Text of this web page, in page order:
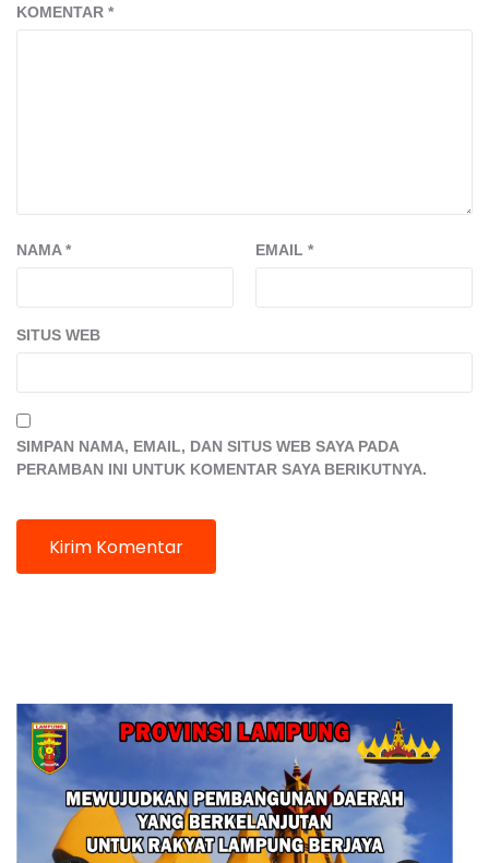
KOMENTAR *
NAMA* EMAIL *
SITUS WEB
SIMPAN NAMA, EMAIL, DAN SITUS WEB SAYA PADA
PERAMBAN INI UNTUK KOMENTAR SAYA BERIKUTNYA.